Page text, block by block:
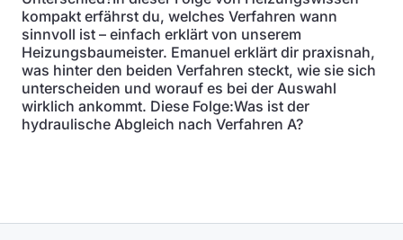
kompakt erfährst du, welches Verfahren wann
sinnvoll ist – einfach erklärt von unserem
Heizungsbaumeister. Emanuel erklärt dir praxisnah,
was hinter den beiden Verfahren steckt, wie sie sich
unterscheiden und worauf es bei der Auswahl
wirklich ankommt. Diese Folge:Was ist der
hydraulische Abgleich nach Verfahren A?